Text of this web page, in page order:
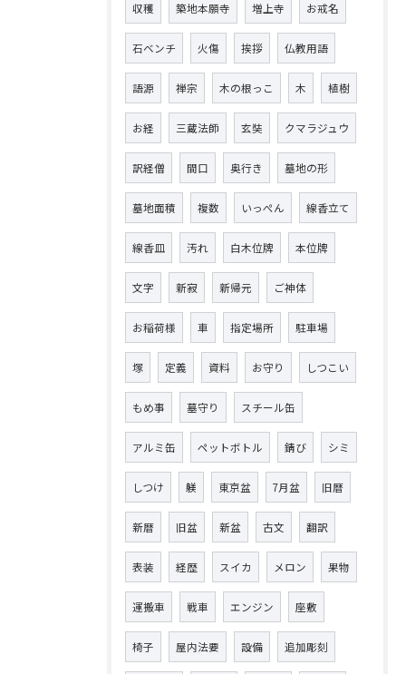
収穫 築地本願寺 増上寺 お戒名
石ベンチ 火傷 挨拶 仏教用語
語源 禅宗 木の根っこ 木 植樹
お経 三蔵法師 玄奘 クマラジュウ
訳経僧 間口 奥行き 墓地の形
墓地面積 複数 いっぺん 線香立て
線香皿 汚れ 白木位牌 本位牌
文字 新寂 新帰元 ご神体
お稲荷様 車 指定場所 駐車場
塚 定義 資料 お守り しつこい
もめ事 墓守り スチール缶
アルミ缶 ペットボトル 錆び シミ
しつけ 躾 東京盆 7月盆 旧暦
新暦 旧盆 新盆 古文 翻訳
表装 経歴 スイカ メロン 果物
運搬車 戦車 エンジン 座敷
椅子 屋内法要 設備 追加彫刻